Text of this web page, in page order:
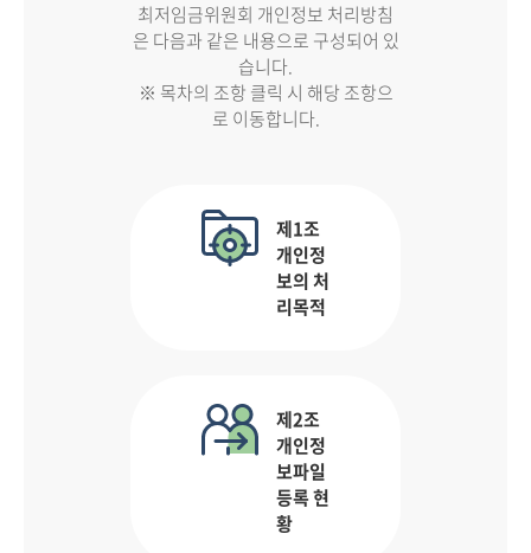
최저임금위원회 개인정보 처리방침
은 다음과 같은 내용으로 구성되어 있
습니다.
※ 목차의 조항 클릭 시 해당 조항으
로 이동합니다.
제1조
개인정
보의 처
리목적
제2조
개인정
보파일
등록 현
황